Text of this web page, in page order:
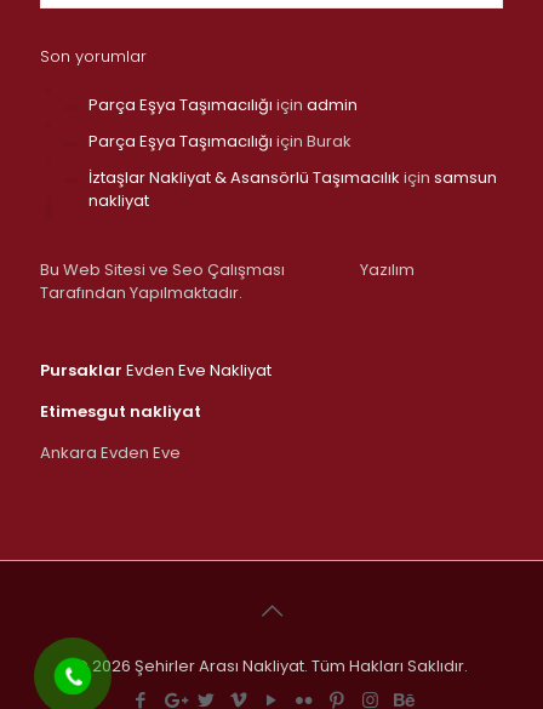
Son yorumlar
Parça Eşya Taşımacılığı için admin
Parça Eşya Taşımacılığı için Burak
İztaşlar Nakliyat & Asansörlü Taşımacılık için samsun
nakliyat
Bu Web Sitesi ve Seo Çalışması
Yazılım
Tarafından Yapılmaktadır.
Pursaklar Evden Eve Nakliyat
Etimesgut nakliyat
Ankara Evden Eve
© 2026 Şehirler Arası Nakliyat. Tüm Hakları Saklıdır.